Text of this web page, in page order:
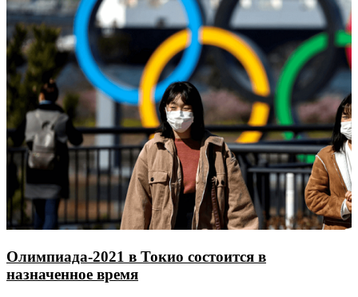
Олимпиада-2021 в Токио состоится в
назначенное время